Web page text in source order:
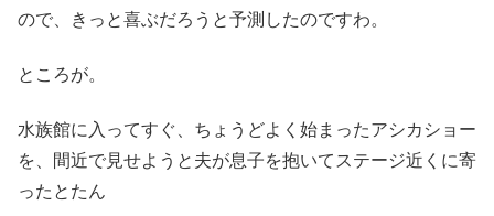
ので、きっと喜ぶだろうと予測したのですわ。
ところが。
水族館に入ってすぐ、ちょうどよく始まったアシカショー
を、間近で見せようと夫が息子を抱いてステージ近くに寄
ったとたん